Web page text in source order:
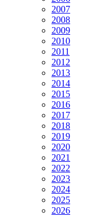
2007
2008
2009
2010
2011
2012
2013
2014
2015
2016
2017
2018
2019
2020
2021
2022
2023
2024
2025
2026